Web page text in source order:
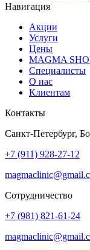
Навигация
Акции
Услуги
Цены
MAGMA
Специалисты
О нас
Клиентам
Контакты
Санкт-Петербург,
+7 (911) 928-27-12
Сотрудничество
+7 (981) 821-61-24